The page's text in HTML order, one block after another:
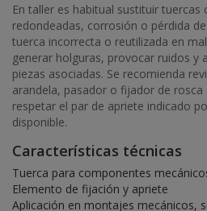
En taller es habitual sustituir tuercas
redondeadas, corrosión o pérdida
tuerca incorrecta o reutilizada en
generar holguras, provocar ruidos y
piezas asociadas. Se recomienda
arandela, pasador o fijador de
respetar el par de apriete indicado
disponible.
Características técnicas
Tuerca para componentes
Elemento de fijación y apriete
Aplicación en montajes mecánicos,